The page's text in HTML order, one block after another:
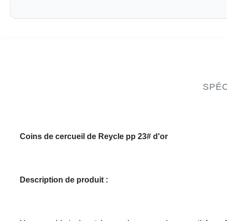
Coins de cercueil de Reycle pp 23# d'or
Description de produit :